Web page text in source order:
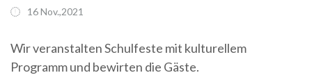
16 Nov.,2021
Wir veranstalten Schulfeste mit kulturellem
Programm und bewirten die Gäste.